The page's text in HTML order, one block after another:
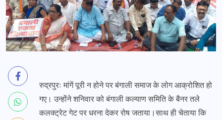
रुद्रपुरः मांगें पूरी न होने पर बंगाली समाज के लोग आक्रोशित हो
गए। उन्होंने शनिवार को बंगाली कल्याण समिति के बैनर तले
कलक्ट्रेट गेट पर धरना देकर रोष जताया।साथ ही चेताया कि